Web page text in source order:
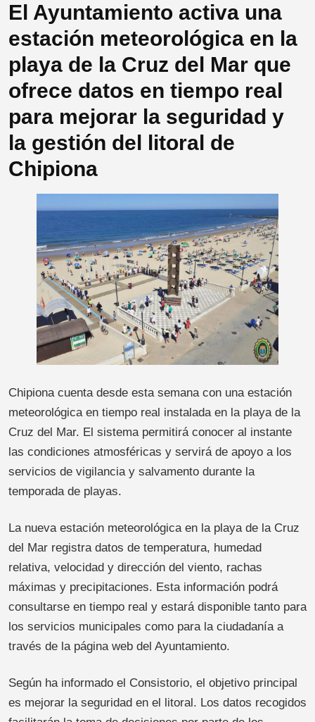
El Ayuntamiento activa una
estación meteorológica en la
playa de la Cruz del Mar que
ofrece datos en tiempo real
para mejorar la seguridad y
la gestión del litoral de
Chipiona
Chipiona cuenta desde esta semana con una estación
meteorológica en tiempo real instalada en la playa de la
Cruz del Mar. El sistema permitirá conocer al instante
las condiciones atmosféricas y servirá de apoyo a los
servicios de vigilancia y salvamento durante la
temporada de playas.
La nueva estación meteorológica en la playa de la Cruz
del Mar registra datos de temperatura, humedad
relativa, velocidad y dirección del viento, rachas
máximas y precipitaciones. Esta información podrá
consultarse en tiempo real y estará disponible tanto para
los servicios municipales como para la ciudadanía a
través de la página web del Ayuntamiento.
Según ha informado el Consistorio, el objetivo principal
es mejorar la seguridad en el litoral. Los datos recogidos